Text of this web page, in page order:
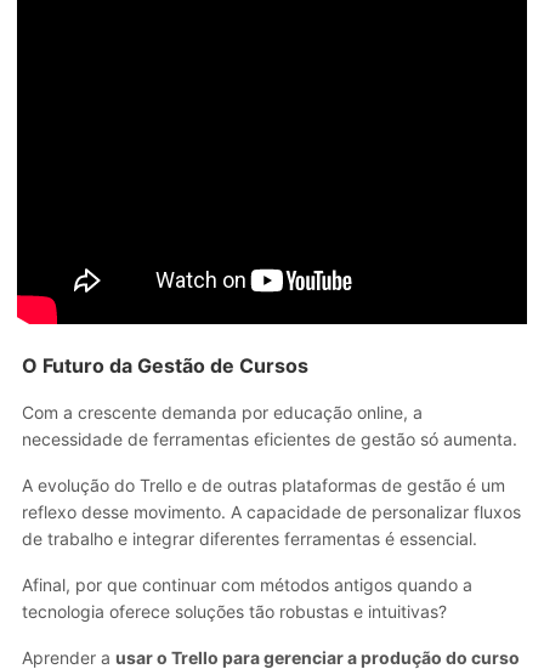
O Futuro da Gestão de Cursos
Com a crescente demanda por educação online, a
necessidade de ferramentas eficientes de gestão só aumenta.
A evolução do Trello e de outras plataformas de gestão é um
reflexo desse movimento. A capacidade de personalizar fluxos
de trabalho e integrar diferentes ferramentas é essencial.
Afinal, por que continuar com métodos antigos quando a
tecnologia oferece soluções tão robustas e intuitivas?
Aprender a usar o Trello para gerenciar a produção do curso